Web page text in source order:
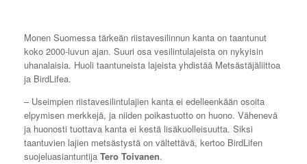
Monen Suomessa tärkeän riistavesilinnun kanta on taantunut
koko 2000-luvun ajan. Suuri osa vesilintulajeista on nykyisin
uhanalaisia. Huoli taantuneista lajeista yhdistää Metsästäjäliittoa
ja BirdLifea.
– Useimpien riistavesilintulajien kanta ei edelleenkään osoita
elpymisen merkkejä, ja niiden poikastuotto on huono. Vähenevä
ja huonosti tuottava kanta ei kestä lisäkuolleisuutta. Siksi
taantuvien lajien metsästystä on vältettävä, kertoo BirdLifen
suojeluasiantuntija Tero Toivanen.